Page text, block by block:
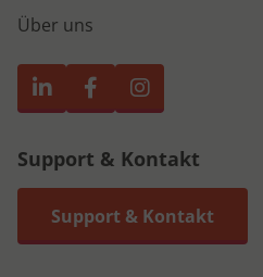
Über uns
Support & Kontakt
Support & Kontakt